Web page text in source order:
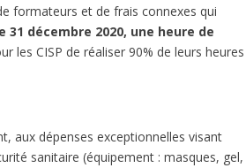
formateurs et de frais connexes qui
31 décembre 2020, une heure de
les CISP de réaliser 90% de leurs heures
aux dépenses exceptionnelles visant
sanitaire (équipement : masques, gel,